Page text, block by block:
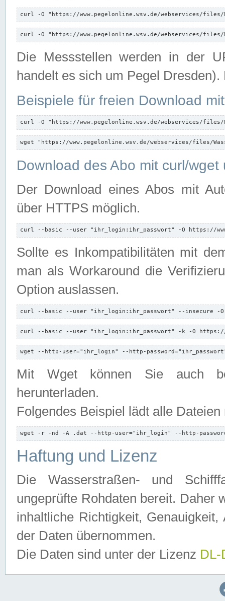
curl -O "https://www.pegelonline.wsv.de/webservices/files/
curl -O "https://www.pegelonline.wsv.de/webservices/files/
Die Messstellen werden in der
handelt es sich um Pegel
Beispiele für freien Download
curl -O "https://www.pegelonline.wsv.de/webservices/files/
wget "https://www.pegelonline.wsv.de/webservices/files/
Download des Abo mit curl/
Der Download eines Abos mit
über HTTPS möglich.
curl --basic --user "ihr_login:ihr_passwort" -O https://
Sollte es Inkompatibilitäten mit
man als Workaround die
Option auslassen.
curl --basic --user "ihr_login:ihr_passwort" --insecure -
curl --basic --user "ihr_login:ihr_passwort" -k -O https://
wget --http-user="ihr_login" --http-
Mit Wget können Sie auch
herunterladen.
Folgendes Beispiel lädt alle
wget -r -nd -A .dat --http-user="ihr_login" --http-
Haftung und Lizenz
Die Wasserstraßen- und
ungeprüfte Rohdaten bereit. Daher
inhaltliche Richtigkeit,
der Daten übernommen.
Die Daten sind unter der Lizenz